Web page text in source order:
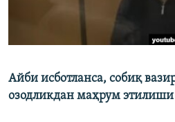
Айби исботланса, собиқ
озодликдан маҳрум